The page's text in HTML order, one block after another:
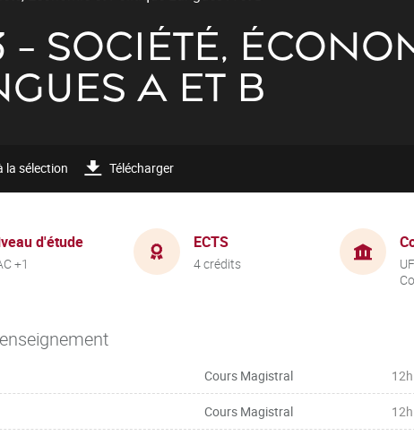
- SOCIÉTÉ,
A ET B
la sélection Télécharger
d'étude
+1
ECTS
4 crédits
Cours Magistral 12h
Cours Magistral 12h